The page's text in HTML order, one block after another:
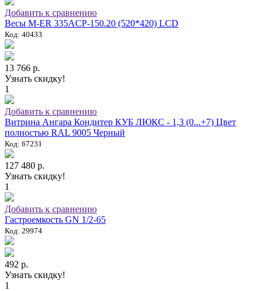
Добавить к сравнению
Весы M-ER 335ACP-150.20 (520*420) LCD
Код: 40433
13 766 р.
Узнать скидку!
1
Добавить к сравнению
Витрина Ангара Кондитер КУБ ЛЮКС - 1,3 (0...+7) Цвет
полностью RAL 9005 Черный
Код: 67231
127 480 р.
Узнать скидку!
1
Добавить к сравнению
Гастроемкость GN 1/2-65
Код: 29974
492 р.
Узнать скидку!
1